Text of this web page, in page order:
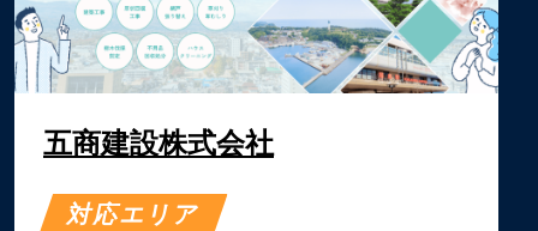
五商建設株式会社
対応エリア